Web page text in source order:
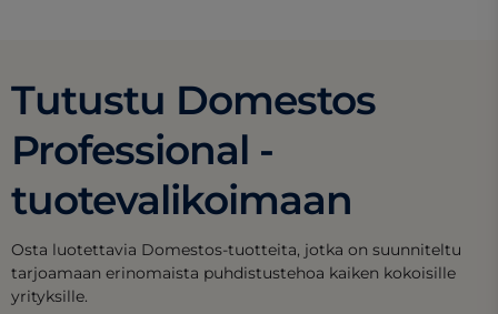
Tutustu Domestos
Professional -
tuotevalikoimaan
Osta luotettavia Domestos-tuotteita, jotka on suunniteltu
tarjoamaan erinomaista puhdistustehoa kaiken kokoisille
yrityksille.